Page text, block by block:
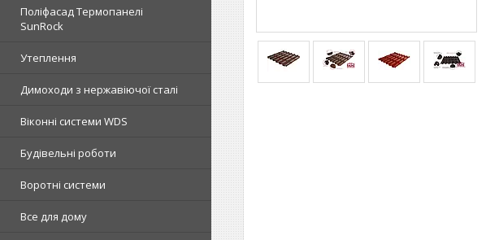
Поліфасад Термопанелі
SunRock
Утеплення
Димоходи з нержавіючої сталі
Віконні системи WDS
Будівельні роботи
Воротні системи
Все для дому